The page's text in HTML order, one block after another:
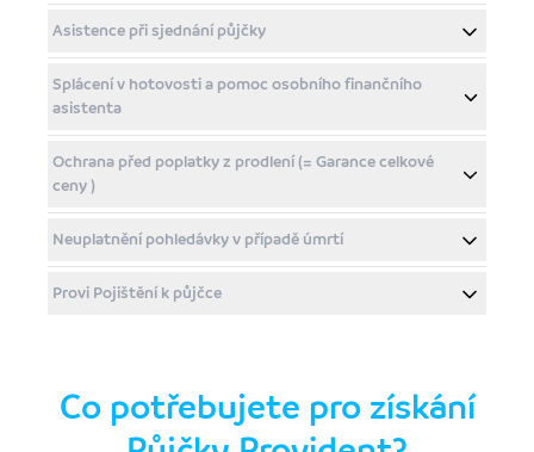
Asistence při sjednání půjčky
Splácení v hotovosti a pomoc osobního finančního
asistenta
Ochrana před poplatky z prodlení (= Garance celkové
ceny )
Neuplatnění pohledávky v případě úmrtí
Provi Pojištění k půjčce
Co potřebujete pro získání